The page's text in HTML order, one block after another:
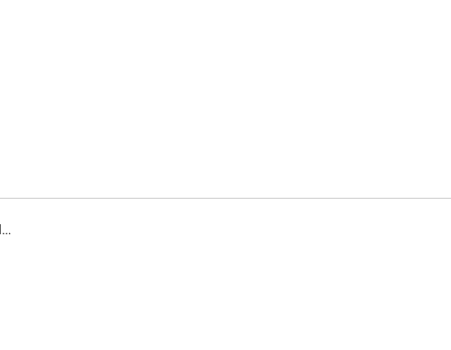
Bolsa Mexicana y @nasdaq: Innovación en los Mercados de Valores 🚀